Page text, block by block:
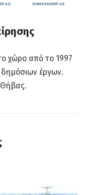
χώρο από το 1997
έργων.